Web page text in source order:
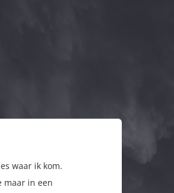
waar ik kom.
maar in een